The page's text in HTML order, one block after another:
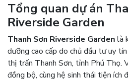
Tổng quan dự án
Riverside Garden
Thanh Sơn Riverside Garden là
dưỡng cao cấp do chủ đầu tư uy
thị trấn Thanh Sơn, tỉnh Phú Thọ.
đồng bộ, cùng hệ sinh thái tiện ích